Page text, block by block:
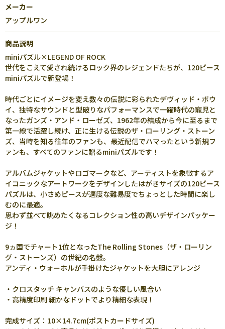
メーカー
アップルワン
商品説明
miniパズル×LEGEND OF ROCK
世代をこえて愛され続けるロック界のレジェンドたちが、120ピース
miniパズルで新登場！
時代ごとにイメージを変え数々の伝説に彩られたデヴィッド・ボウ
イ、独特なサウンドと型破りなパフォーマンスで一躍時代の寵児と
なったガンズ・アンド・ローゼズ、1962年の結成から今に至るまで
第一線で活躍し続け、正に生ける伝説のザ・ローリング・ストーン
ズ、当時を知る往年のファンも、最近配信でハマったという新規フ
ァンも、すべてのファンに贈るminiパズルです！
アルバムジャケットやロゴマークなど、アーティストを象徴するア
イコニックなアートワークをデザインしたはがきサイズの120ピース
パズルは、小さめピースが適度な難易度でちょっとした時間に楽し
むのに最適。
思わず並べて眺めたくなるコレクション性の高いデザインパッケー
ジ！
9ヵ国でチャート1位となったThe Rolling Stones（ザ・ローリン
グ・ストーンズ）の世紀の名盤。
アンディ・ウォーホルが手掛けたジャケットを大胆にアレンジ
・クロスタッチ キャンバスのような優しい風合い
・高精度印刷 細かなドットでより精細な表現！
完成サイズ：10×14.7cm(ポストカードサイズ)